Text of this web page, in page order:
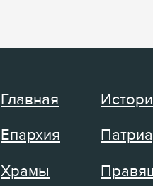
Главная
Епархия
Храмы